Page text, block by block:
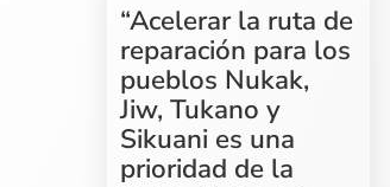
“Acelerar la ruta de
reparación para los
pueblos Nukak,
Jiw, Tukano y
Sikuani es una
prioridad de la